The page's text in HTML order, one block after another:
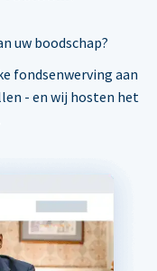
uw boodschap?
fondsenwerving aan
- en wij hosten het